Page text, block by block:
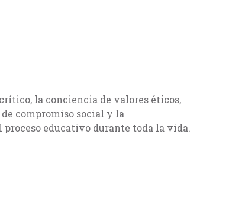
la conciencia de valores éticos,
compromiso social y la
educativo durante toda la vida.